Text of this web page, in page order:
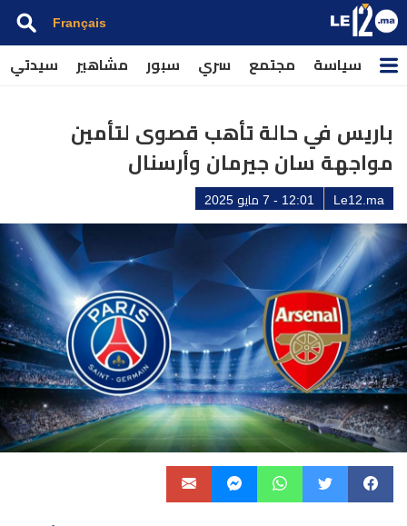
Français
سياسة مجتمع سري سبور مشاهير سيدتي
باريس في حالة تأهب قصوى لتأمين
مواجهة سان جيرمان وأرسنال
Le12.ma 12:01 - 7 مايو 2025